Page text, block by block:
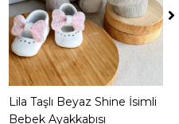
Sepete Ekle
Lila Taşlı Beyaz Shine İsimli
Bebek Ayakkabısı